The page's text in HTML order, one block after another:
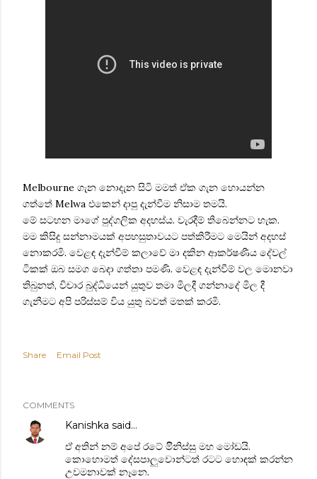
Melbourne ගැන නොදැන සිටි මමත් ඒක ගැන හොයන්න
ගත්තේ Melwa එකෙන් දාපු දැන්වීම නිසාම තමයි.
මේ සටහන මාගේ පුද්ගලික අදහස්ය. වැරදීම් තිබෙන්නට හැක.
මම කිසිදු සන්නාමයක් අපහසුතාවයට පත්කිරීමට මෙයින් අදහස්
නොකරමි. වෙළඳ දැන්වීම් කලාවේ මා දකින ආකර්ෂණීය දේවල්
ටිකක් ඔබ සමග බෙදා ගත්තා පමණි. වෙළඳ දැන්වීම් වල මොනවා
තිබුනත්, විචාර බුද්ධියෙන් යුතුව තමා මිලදී ගන්නාදේ මිල දී
ගැනීමට අපි පරිස්සම් විය යුතු බවත් මතක් කරමි.
Share Email Post
COMMENTS
Kanishka said…
ඒ අතින් නම් අපේ රටේ මිිනිස්සු මහ මෝඩයි.
කොහොමත් දේසපාලුවොන්ටත් රටට හොඳක් කරන්න
උවමනාවක් නෑනෙ.